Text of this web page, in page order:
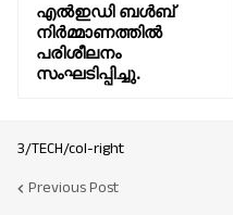
എൽഇഡി ബൾബ്
നിർമ്മാണത്തിൽ
പരിശീലനം
സംഘടിപ്പിച്ചു.
3/TECH/col-right
Previous Post